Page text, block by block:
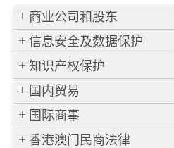
商业公司和股东
信息安全及数据保护
知识产权保护
国内贸易
国际商事
香港澳门民商法律